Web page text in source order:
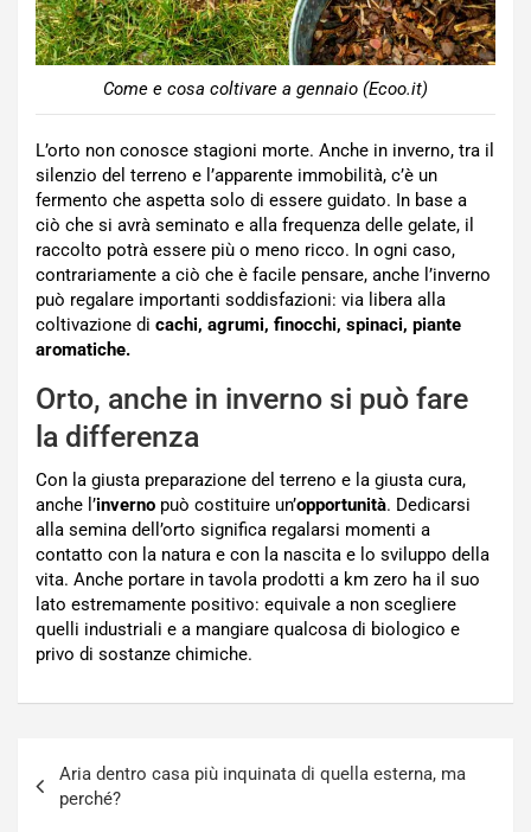
Come e cosa coltivare a gennaio (Ecoo.it)
L’orto non conosce stagioni morte. Anche in inverno, tra il
silenzio del terreno e l’apparente immobilità, c’è un
fermento che aspetta solo di essere guidato. In base a
ciò che si avrà seminato e alla frequenza delle gelate, il
raccolto potrà essere più o meno ricco. In ogni caso,
contrariamente a ciò che è facile pensare, anche l’inverno
può regalare importanti soddisfazioni: via libera alla
coltivazione di cachi, agrumi, finocchi, spinaci, piante
aromatiche.
Orto, anche in inverno si può fare
la differenza
Con la giusta preparazione del terreno e la giusta cura,
anche l’inverno può costituire un’opportunità. Dedicarsi
alla semina dell’orto significa regalarsi momenti a
contatto con la natura e con la nascita e lo sviluppo della
vita. Anche portare in tavola prodotti a km zero ha il suo
lato estremamente positivo: equivale a non scegliere
quelli industriali e a mangiare qualcosa di biologico e
privo di sostanze chimiche.
articoli
Aria dentro casa più inquinata di quella esterna, ma
perché?